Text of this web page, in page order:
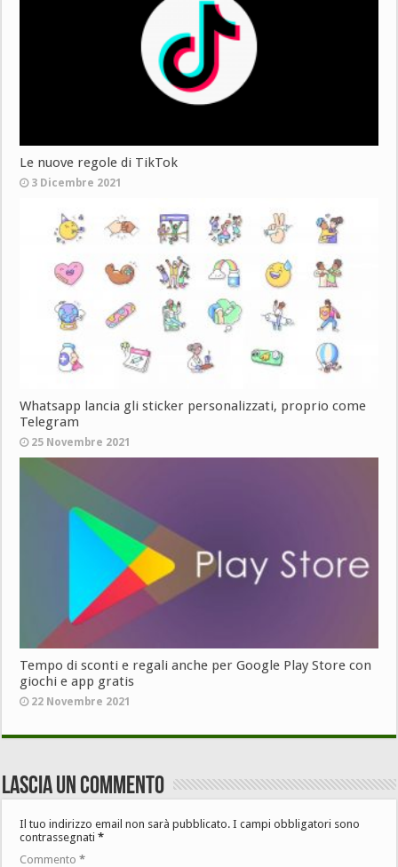
Le nuove regole di TikTok
3 Dicembre 2021
Whatsapp lancia gli sticker personalizzati, proprio come
Telegram
25 Novembre 2021
Tempo di sconti e regali anche per Google Play Store con
giochi e app gratis
22 Novembre 2021
Lascia un commento
Il tuo indirizzo email non sarà pubblicato. I campi obbligatori sono
contrassegnati*
Commento*